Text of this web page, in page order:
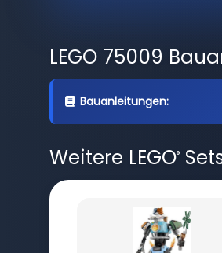
LEGO 75009
Bauanleitungen:
Weitere LEGO®